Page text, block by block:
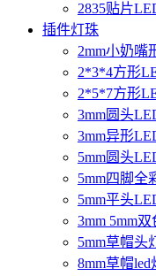
2835贴片
插件灯珠
2mm小奶嘴
2*3*4方形
2*5*7方形
3mm圆头
3mm异形
5mm圆头
5mm四脚全
5mm平头
3mm 5mm
5mm草帽头
8mm草帽led